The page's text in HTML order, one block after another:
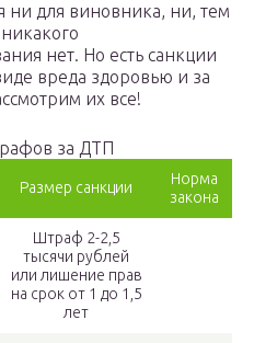
ни для виновника, ни, тем
нет. Но есть санкции
вреда здоровью и за
их все!
за ДТП
Размер санкции
Норма
закона
Штраф 2-2,5
тысячи рублей
или лишение прав
на срок от 1 до 1,5
лет